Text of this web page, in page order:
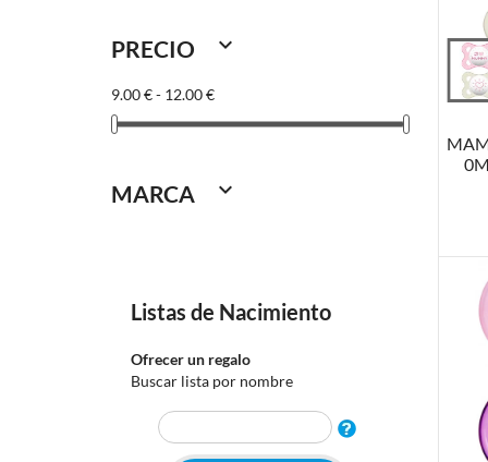
PRECIO 
9.00 € - 12.00 €
MARCA 
Listas de Nacimiento
Ofrecer un regalo
Buscar lista por nombre